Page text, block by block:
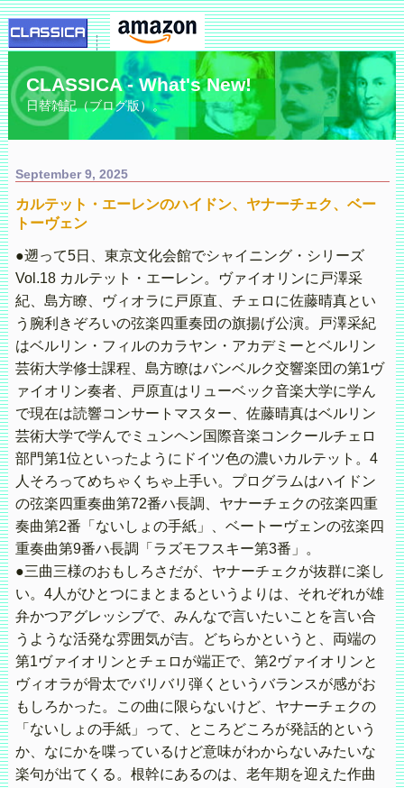
CLASSICA - What's New!
日替雑記（ブログ版）。
September 9, 2025
カルテット・エーレンのハイドン、ヤナーチェク、ベー
トーヴェン
●遡って5日、東京文化会館でシャイニング・シリーズ
Vol.18 カルテット・エーレン。ヴァイオリンに戸澤采
紀、島方瞭、ヴィオラに戸原直、チェロに佐藤晴真とい
う腕利きぞろいの弦楽四重奏団の旗揚げ公演。戸澤采紀
はベルリン・フィルのカラヤン・アカデミーとベルリン
芸術大学修士課程、島方瞭はバンベルク交響楽団の第1ヴ
ァイオリン奏者、戸原直はリューベック音楽大学に学ん
で現在は読響コンサートマスター、佐藤晴真はベルリン
芸術大学で学んでミュンヘン国際音楽コンクールチェロ
部門第1位といったようにドイツ色の濃いカルテット。4
人そろってめちゃくちゃ上手い。プログラムはハイドン
の弦楽四重奏曲第72番ハ長調、ヤナーチェクの弦楽四重
奏曲第2番「ないしょの手紙」、ベートーヴェンの弦楽四
重奏曲第9番ハ長調「ラズモフスキー第3番」。
●三曲三様のおもしろさだが、ヤナーチェクが抜群に楽し
い。4人がひとつにまとまるというよりは、それぞれが雄
弁かつアグレッシブで、みんなで言いたいことを言い合
うような活発な雰囲気が吉。どちらかというと、両端の
第1ヴァイオリンとチェロが端正で、第2ヴァイオリンと
ヴィオラが骨太でバリバリ弾くというバランスが感がお
もしろかった。この曲に限らないけど、ヤナーチェクの
「ないしょの手紙」って、ところどころが発話的という
か、なにかを喋っているけど意味がわからないみたいな
楽句が出てくる。根幹にあるのは、老年期を迎えた作曲